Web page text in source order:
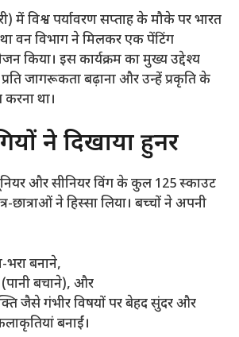
में विश्व पर्यावरण सप्ताह के मौके पर भारत
वन विभाग ने मिलकर एक पेंटिंग
किया। इस कार्यक्रम का मुख्य उद्देश्य
जागरूकता बढ़ाना और उन्हें प्रकृति के
करना था।
ने दिखाया हुनर
और सीनियर विंग के कुल 125 स्काउट
छात्राओं ने हिस्सा लिया। बच्चों ने अपनी
भरा बनाने,
बचाने), और
जैसे गंभीर विषयों पर बेहद सुंदर और
बनाईं।